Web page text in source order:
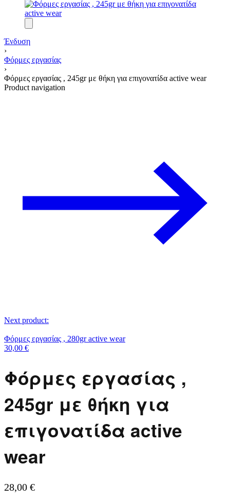
Ένδυση
›
Φόρμες εργασίας
›
Φόρμες εργασίας , 245gr με θήκη για επιγονατίδα active wear
Product navigation
Next product:
Φόρμες εργασίας , 280gr active wear
30,00 €
Φόρμες εργασίας ,
245gr με θήκη για
επιγονατίδα active
wear
28,00 €